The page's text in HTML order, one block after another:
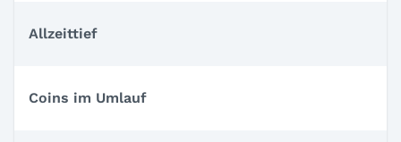
Allzeittief
Coins im Umlauf